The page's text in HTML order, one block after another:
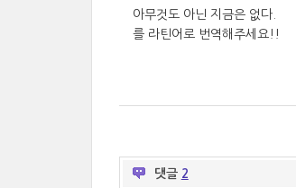
아무것도 아닌 지금은 없다.
를 라틴어로 번역해주세요!!
댓글 2